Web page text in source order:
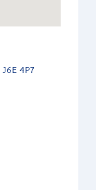
J6E 4P7